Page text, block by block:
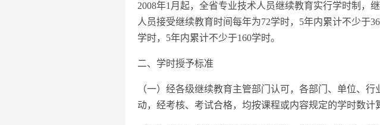
2008年1月起，全省专业技术人员继续教育实行学时制，
人员接受继续教育时间每年为72学时，5年内累计不少于
学时，5年内累计不少于160学时。
二、学时授予标准
（一）经各级继续教育主管部门认可，各部门、单位、
动，经考核、考试合格，均按课程或内容规定的学时数计